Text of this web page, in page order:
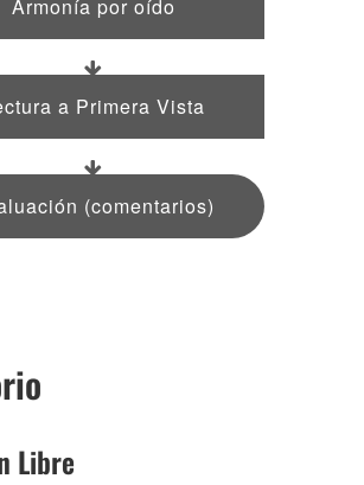
Armonía por oído
a Primera Vista
(comentarios)
Libre